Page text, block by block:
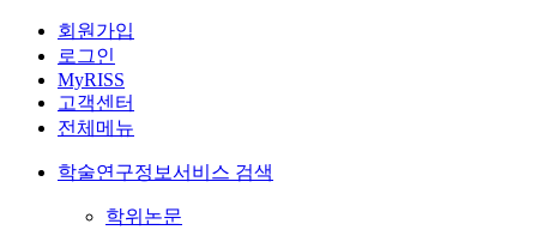
회원가입
로그인
MyRISS
고객센터
전체메뉴
학술연구정보서비스 검색
학위논문